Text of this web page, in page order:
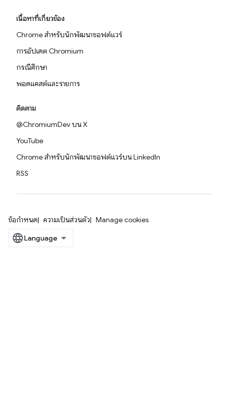
เนื้อหาที่เกี่ยวข้อง
Chrome สำหรับนักพัฒนาซอฟต์แวร์
การอัปเดต Chromium
กรณีศึกษา
พอดแคสต์และรายการ
ติดตาม
@ChromiumDev บน X
YouTube
Chrome สำหรับนักพัฒนาซอฟต์แวร์บน LinkedIn
RSS
ข้อกำหนด ความเป็นส่วนตัว Manage cookies